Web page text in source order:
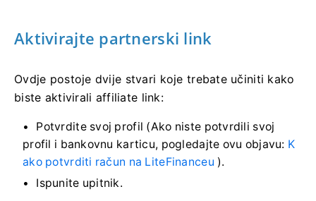
Aktivirajte partnerski link
Ovdje postoje dvije stvari koje trebate učiniti kako
biste aktivirali affiliate link:
Potvrdite svoj profil (Ako niste potvrdili svoj
profil i bankovnu karticu, pogledajte ovu objavu: K
ako potvrditi račun na LiteFinanceu ).
Ispunite upitnik.